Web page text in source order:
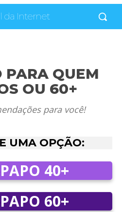
da Internet
PARA QUEM
OU 60+
para você!
UMA OPÇÃO:
40+
60+